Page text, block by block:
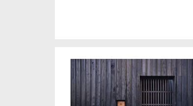
【料理ランクUP】千葉県産の
ポイントアップ